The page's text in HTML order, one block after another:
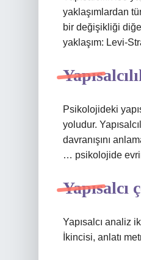
yaklaşımlardan
bir değişikliği
yaklaşım: Levi-
Psikolojideki
yoludur.
davranışını
… psikolojide
Yapısalcı
Yapısalcı analiz
İkincisi, anlatı